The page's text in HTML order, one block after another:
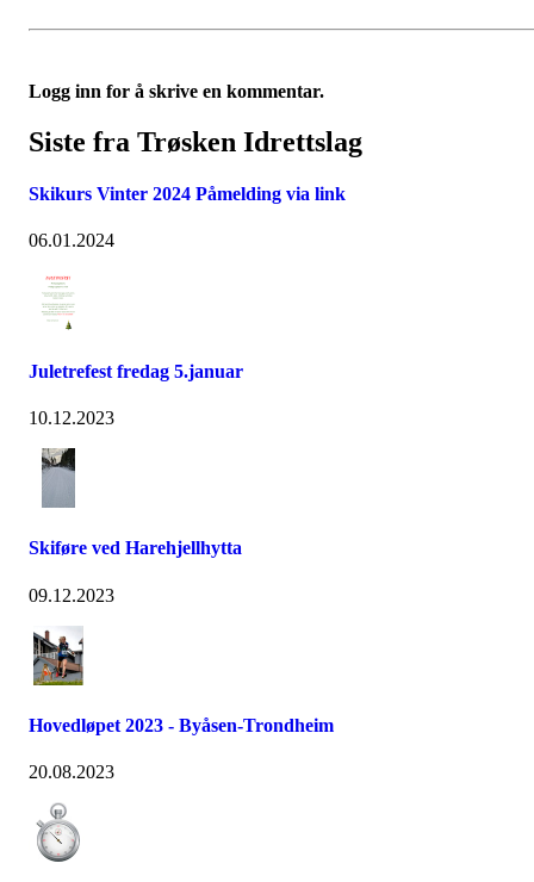
Logg inn for å skrive en kommentar.
Siste fra Trøsken Idrettslag
Skikurs Vinter 2024 Påmelding via link
06.01.2024
Juletrefest fredag 5.januar
10.12.2023
Skiføre ved Harehjellhytta
09.12.2023
Hovedløpet 2023 - Byåsen-Trondheim
20.08.2023